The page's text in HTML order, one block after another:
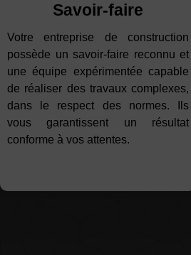
Savoir-faire
Votre entreprise de construction
possède un savoir-faire reconnu et
une équipe expérimentée capable
de réaliser des travaux complexes,
dans le respect des normes. Ils
vous garantissent un résultat
conforme à vos attentes.